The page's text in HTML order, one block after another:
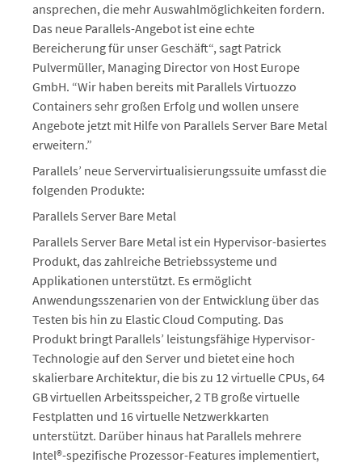
ansprechen, die mehr Auswahlmöglichkeiten fordern.
Das neue Parallels-Angebot ist eine echte
Bereicherung für unser Geschäft“, sagt Patrick
Pulvermüller, Managing Director von Host Europe
GmbH. “Wir haben bereits mit Parallels Virtuozzo
Containers sehr großen Erfolg und wollen unsere
Angebote jetzt mit Hilfe von Parallels Server Bare Metal
erweitern.”
Parallels’ neue Servervirtualisierungssuite umfasst die
folgenden Produkte:
Parallels Server Bare Metal
Parallels Server Bare Metal ist ein Hypervisor-basiertes
Produkt, das zahlreiche Betriebssysteme und
Applikationen unterstützt. Es ermöglicht
Anwendungsszenarien von der Entwicklung über das
Testen bis hin zu Elastic Cloud Computing. Das
Produkt bringt Parallels’ leistungsfähige Hypervisor-
Technologie auf den Server und bietet eine hoch
skalierbare Architektur, die bis zu 12 virtuelle CPUs, 64
GB virtuellen Arbeitsspeicher, 2 TB große virtuelle
Festplatten und 16 virtuelle Netzwerkkarten
unterstützt. Darüber hinaus hat Parallels mehrere
Intel®-spezifische Prozessor-Features implementiert,